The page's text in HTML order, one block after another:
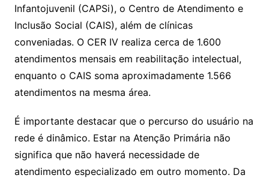
Infantojuvenil (CAPSi), o Centro de Atendimento e
Inclusão Social (CAIS), além de clínicas
conveniadas. O CER IV realiza cerca de 1.600
atendimentos mensais em reabilitação intelectual,
enquanto o CAIS soma aproximadamente 1.566
atendimentos na mesma área.
É importante destacar que o percurso do usuário na
rede é dinâmico. Estar na Atenção Primária não
significa que não haverá necessidade de
atendimento especializado em outro momento. Da